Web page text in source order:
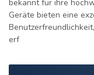
bekannt für ihre
Geräte bieten eine
erf